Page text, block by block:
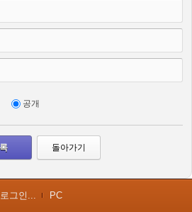
공개
돌아가기
로그인... PC